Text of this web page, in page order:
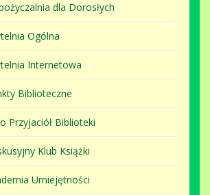
dla Dorosłych
Ogólna
Internetowa
Biblioteczne
Przyjaciół Biblioteki
Klub Książki
Umiejętności